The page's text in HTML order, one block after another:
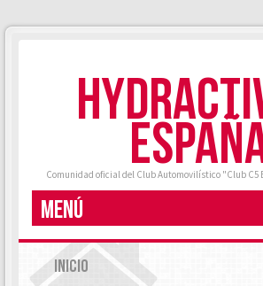
Comunidad oficial del Club Automovilístico "Club C5
MENÚ
INICIO